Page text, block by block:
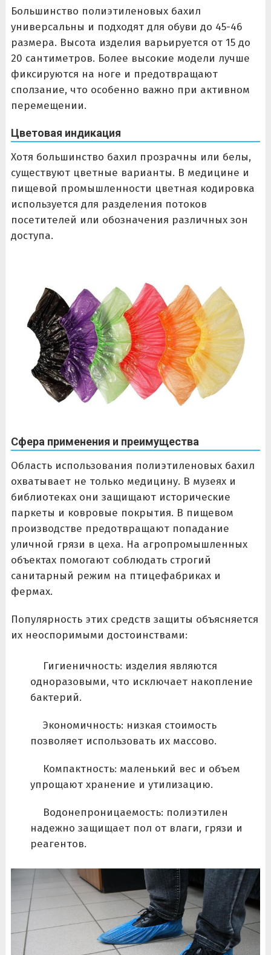
Большинство полиэтиленовых бахил
универсальны и подходят для обуви до 45-46
размера. Высота изделия варьируется от 15 до
20 сантиметров. Более высокие модели лучше
фиксируются на ноге и предотвращают
сползание, что особенно важно при активном
перемещении.
Цветовая индикация
Хотя большинство бахил прозрачны или белы,
существуют цветные варианты. В медицине и
пищевой промышленности цветная кодировка
используется для разделения потоков
посетителей или обозначения различных зон
доступа.
Сфера применения и преимущества
Область использования полиэтиленовых бахил
охватывает не только медицину. В музеях и
библиотеках они защищают исторические
паркеты и ковровые покрытия. В пищевом
производстве предотвращают попадание
уличной грязи в цеха. На агропромышленных
объектах помогают соблюдать строгий
санитарный режим на птицефабриках и
фермах.
Популярность этих средств защиты объясняется
их неоспоримыми достоинствами:
Гигиеничность: изделия являются
одноразовыми, что исключает накопление
бактерий.
Экономичность: низкая стоимость
позволяет использовать их массово.
Компактность: маленький вес и объем
упрощают хранение и утилизацию.
Водонепроницаемость: полиэтилен
надежно защищает пол от влаги, грязи и
реагентов.